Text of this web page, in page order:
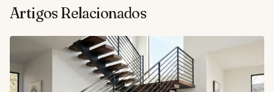
Artigos Relacionados